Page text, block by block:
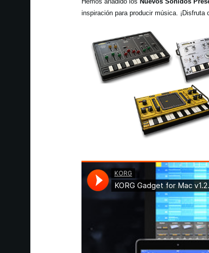
inspiración para producir música.